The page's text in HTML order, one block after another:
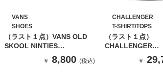
VANS
SHOES
（ラスト１点）VANS OLD
SKOOL NINTIES
VN000Z9002Y
￥ 8,800(税込)
CHALLENGER
T-SHIRT/TOPS
（ラスト１点）
CHALLENGER
CAMOUFLAGE
SHIRT （WOOD
￥